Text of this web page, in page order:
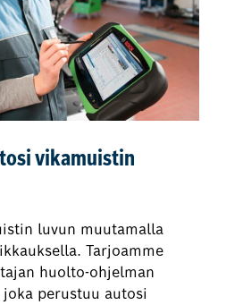
vikamuistin
luvun muutamalla
Tarjoamme
huolto-ohjelman
perustuu autosi